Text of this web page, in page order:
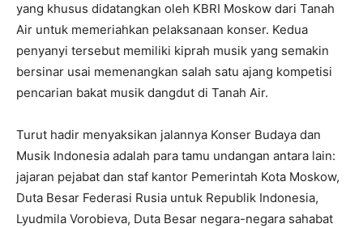
yang khusus didatangkan oleh KBRI Moskow dari Tanah
Air untuk memeriahkan pelaksanaan konser. Kedua
penyanyi tersebut memiliki kiprah musik yang semakin
bersinar usai memenangkan salah satu ajang kompetisi
pencarian bakat musik dangdut di Tanah Air.
Turut hadir menyaksikan jalannya Konser Budaya dan
Musik Indonesia adalah para tamu undangan antara lain:
jajaran pejabat dan staf kantor Pemerintah Kota Moskow,
Duta Besar Federasi Rusia untuk Republik Indonesia,
Lyudmila Vorobieva, Duta Besar negara-negara sahabat